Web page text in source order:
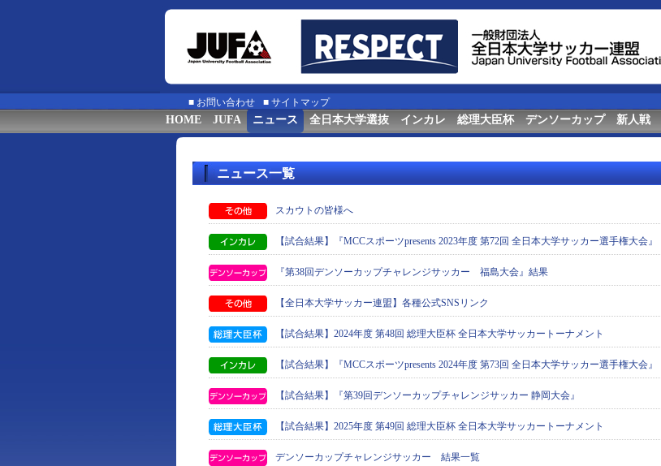
■ お問い合わせ ■ サイトマップ
HOME JUFA ニュース 全日本大学選抜 インカレ 総理大臣杯 デンソーカップ 新人戦
ニュース一覧
スカウトの皆様へ
【試合結果】『MCCスポーツpresents 2023年度 第72回 全日本大学サッカー選手権大会』
『第38回デンソーカップチャレンジサッカー 福島大会』結果
【全日本大学サッカー連盟】各種公式SNSリンク
【試合結果】2024年度 第48回 総理大臣杯 全日本大学サッカートーナメント
【試合結果】『MCCスポーツpresents 2024年度 第73回 全日本大学サッカー選手権大会』
【試合結果】『第39回デンソーカップチャレンジサッカー 静岡大会』
【試合結果】2025年度 第49回 総理大臣杯 全日本大学サッカートーナメント
デンソーカップチャレンジサッカー 結果一覧